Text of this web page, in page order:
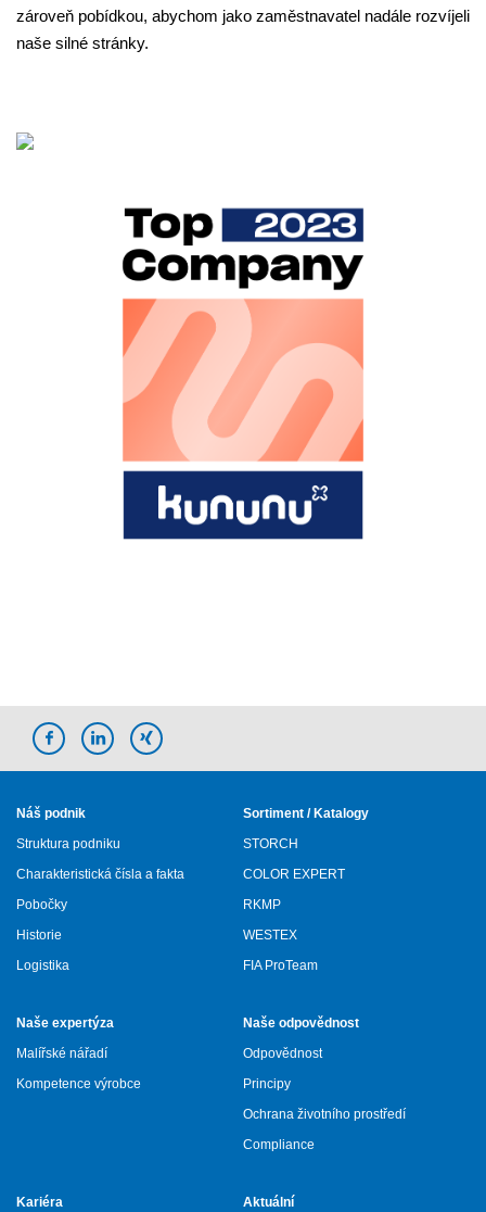
zároveň pobídkou, abychom jako zaměstnavatel nadále rozvíjeli
naše silné stránky.
Náš podnik
Struktura podniku
Charakteristická čísla a fakta
Pobočky
Historie
Logistika
Sortiment / Katalogy
STORCH
COLOR EXPERT
RKMP
WESTEX
FIA ProTeam
Naše expertýza
Malířské nářadí
Kompetence výrobce
Naše odpovědnost
Odpovědnost
Principy
Ochrana životního prostředí
Compliance
Kariéra Aktuální